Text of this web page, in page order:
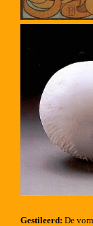
Gestileerd: De